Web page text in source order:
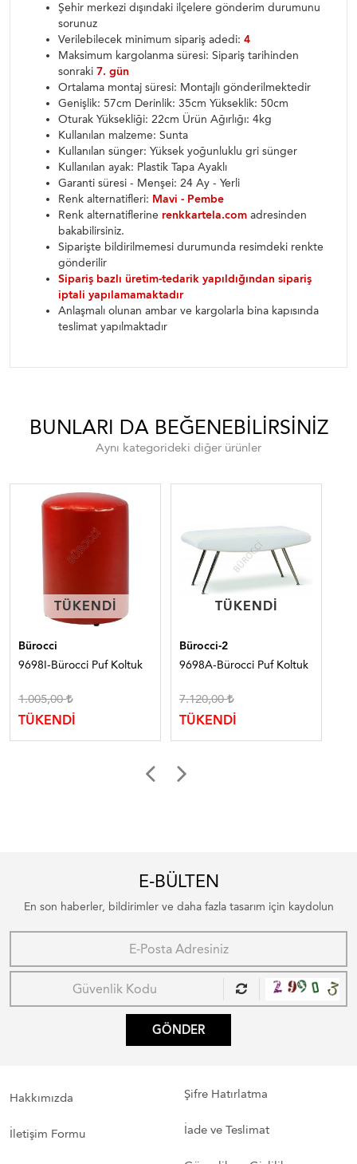
Şehir merkezi dışındaki ilçelere gönderim durumunu
sorunuz
Verilebilecek minimum sipariş adedi: 4
Maksimum kargolanma süresi: Sipariş tarihinden
sonraki 7. gün
Ortalama montaj süresi: Montajlı gönderilmektedir
Genişlik: 57cm Derinlik: 35cm Yükseklik: 50cm
Oturak Yüksekliği: 22cm Ürün Ağırlığı: 4kg
Kullanılan malzeme: Sunta
Kullanılan sünger: Yüksek yoğunluklu gri sünger
Kullanılan ayak: Plastik Tapa Ayaklı
Garanti süresi - Menşei: 24 Ay - Yerli
Renk alternatifleri: Mavi - Pembe
Renk alternatiflerine renkkartela.com adresinden
bakabilirsiniz.
Siparişte bildirilmemesi durumunda resimdeki renkte
gönderilir
Sipariş bazlı üretim-tedarik yapıldığından sipariş
iptali yapılamamaktadır
Anlaşmalı olunan ambar ve kargolarla bina kapısında
teslimat yapılmaktadır
BUNLARI DA BEĞENEBILIRSINIZ
Aynı kategorideki diğer ürünler
TÜKENDI
TÜKENDI
Bürocci
9698I-Bürocci Puf Koltuk
1.005,00
TÜKENDİ
TÜKENDI
TÜKENDI
Bürocci-2
9698A-Bürocci Puf Koltuk
7.120,00
TÜKENDİ
E-BÜLTEN
En son haberler, bildirimler ve daha fazla tasarım için kaydolun
GÖNDER
Hakkımızda
İletişim Formu
Şifre Hatırlatma
İade ve Teslimat